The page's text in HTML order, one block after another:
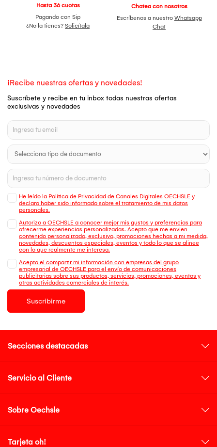
Hasta 36 cuotas
Pagando con Sip
¿No la tienes? Solicítala
Chatea con nosotros
Escríbenos a nuestro Whatsapp
Chat
¡Recibe nuestras ofertas y novedades!
Suscríbete y recibe en tu inbox todas nuestras ofertas
exclusivas y novedades
He leído la Política de Privacidad de Canales Digitales OECHSLE y
declaro haber sido informado sobre el tratamiento de mis datos
personales.
Autorizo a OECHSLE a conocer mejor mis gustos y preferencias para
ofrecerme experiencias personalizadas. Acepto que me envien
contenido personalizado, exclusivo, promociones hechas a mi medida,
novedades, descuentos especiales, eventos y todo lo que se alinee
con lo que realmente me interesa.
Acepto el compartir mi información con empresas del grupo
empresarial de OECHSLE para el envío de comunicaciones
publicitarias sobre sus productos, servicios, promociones, eventos y
otras actividades comerciales de interés.
Suscribirme
Secciones destacadas
Servicio al Cliente
Sobre Oechsle
Tarjeta oh!